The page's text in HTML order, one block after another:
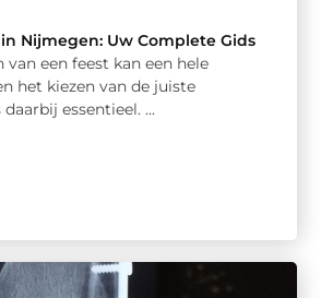
Nijmegen: Uw Complete Gids
van een feest kan een hele
het kiezen van de juiste
essentieel. ...